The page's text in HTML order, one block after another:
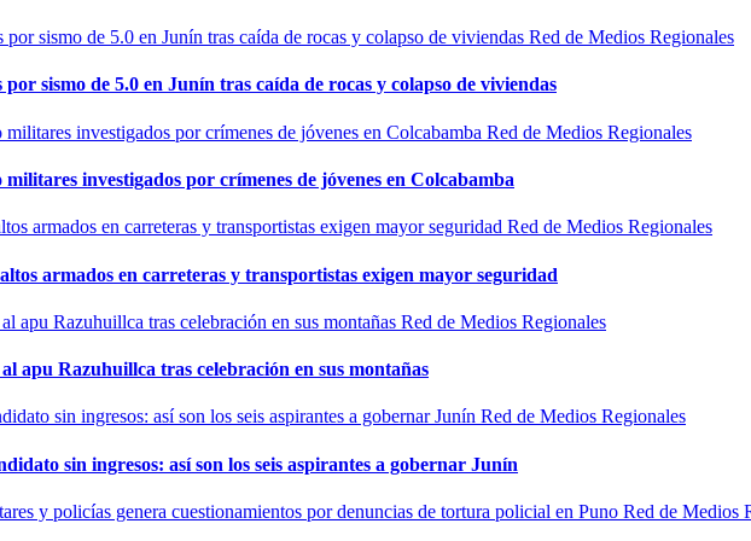
Red de Medios Regionales
sismo de 5.0 en Junín tras caída de rocas y colapso de viviendas
Red de Medios Regionales
investigados por crímenes de jóvenes en Colcabamba
Red de Medios Regionales
armados en carreteras y transportistas exigen mayor seguridad
Red de Medios Regionales
apu Razuhuillca tras celebración en sus montañas
Red de Medios Regionales
sin ingresos: así son los seis aspirantes a gobernar Junín
Red de Medios